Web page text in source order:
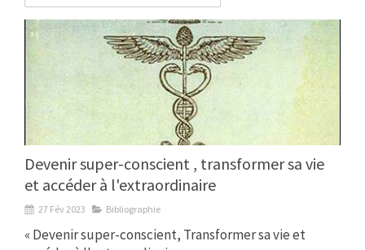
Devenir super-conscient , transformer sa vie
et accéder à l'extraordinaire
27 Fév 2023 Bibliographie
« Devenir super-conscient, Transformer sa vie et